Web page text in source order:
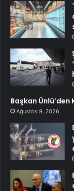
Başkan Ünlü’den
Ağustos 9, 2026